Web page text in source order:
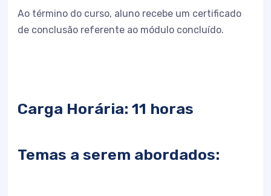
Ao término do curso, aluno recebe um certificado
de conclusão referente ao módulo concluído.
Carga Horária: 11 horas
Temas a serem abordados: